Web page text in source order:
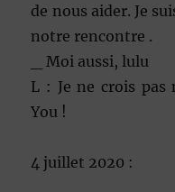
de nous aider. Je
notre rencontre .
_ Moi aussi, lulu
L : Je ne crois
You !
4 juillet 2020 :